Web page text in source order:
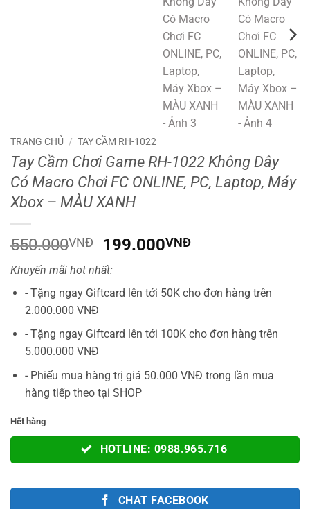
TRANG CHỦ / TAY CẦM RH-1022
Tay Cầm Chơi Game RH-1022 Không Dây
Có Macro Chơi FC ONLINE, PC, Laptop, Máy
Xbox – MÀU XANH
550.000VNĐ
Giá
gốc
là:
550.000VNĐ.
199.000VNĐGiá
là:
Khuyến mãi hot nhất:
- Tặng ngay Giftcard lên tới 50K cho đơn hàng trên
2.000.000 VNĐ
- Tặng ngay Giftcard lên tới 100K cho đơn hàng trên
5.000.000 VNĐ
- Phiếu mua hàng trị giá 50.000 VNĐ trong lần mua
hàng tiếp theo tại SHOP
Hết hàng
HOTLINE: 0988.965.716
CHAT FACEBOOK